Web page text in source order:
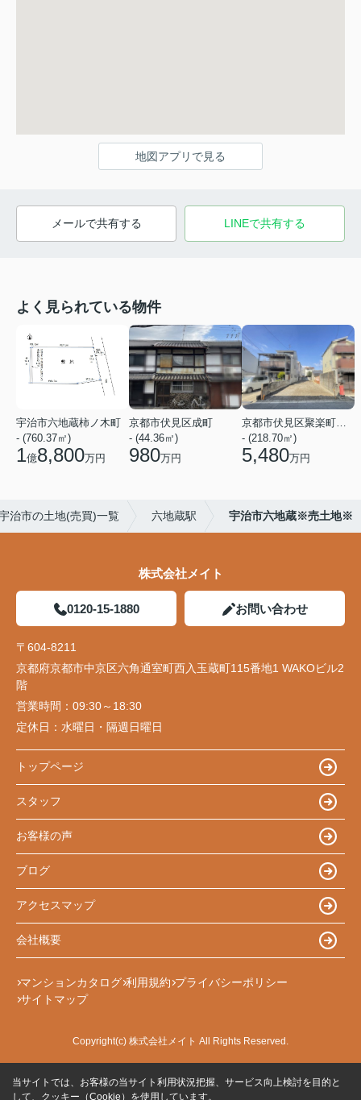
地図アプリで見る
メールで共有する LINEで共有する
よく見られている物件
宇治市六地蔵柿ノ木町
- (760.37㎡)
1億8,800万円
京都市伏見区成町
- (44.36㎡)
980万円
- (218.70㎡)
5,480万円
治市の土地(売買)一覧 六地蔵駅 宇治市六地蔵※売土地※
株式会社メイト
0120-15-1880 お問い合わせ
〒604-8211
京都府京都市中京区六角通室町西入玉蔵町115番地1 WAKOビル2
階
営業時間： 09:30～18:30
定休日： 水曜日・隔週日曜日
トップページ
スタッフ
お客様の声
ブログ
アクセスマップ
会社概要
マンションカタログ 利用規約 プライバシーポリシー
サイトマップ
Copyright(c) 株式会社メイト All Rights Reserved.
当サイトでは、お客様の当サイト利用状況把握、サービス向上検討を目的と
して、クッキー（Cookie）を使用しています。